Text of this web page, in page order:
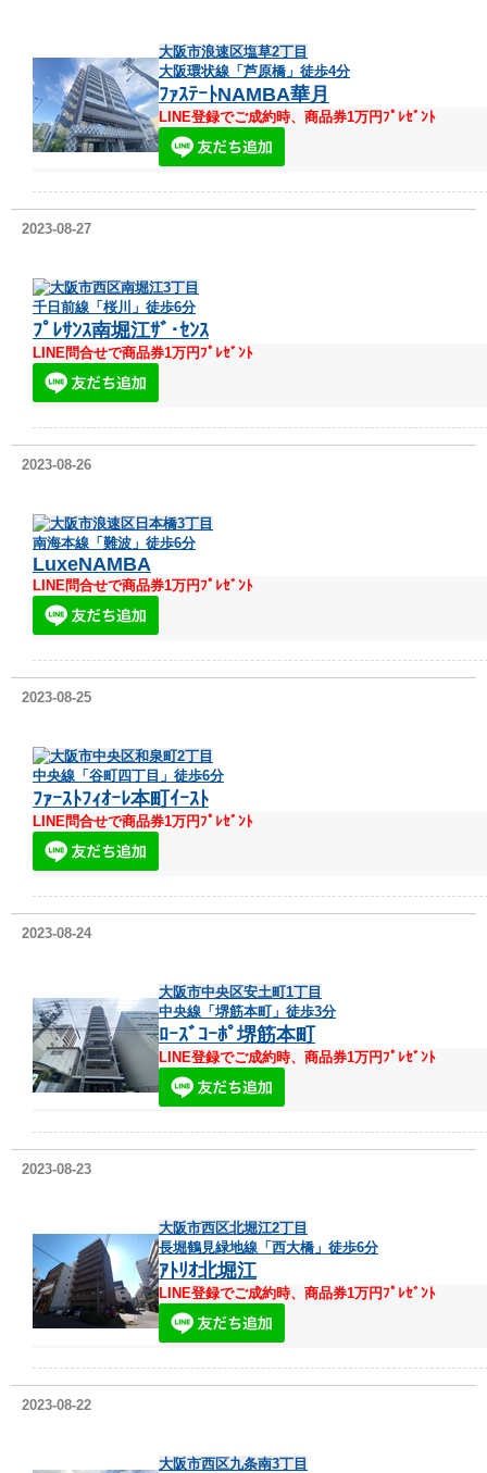
大阪市浪速区塩草2丁目
大阪環状線「芦原橋」徒歩4分
ﾌｧｽﾃｰﾄNAMBA華月
LINE登録でご成約時、商品券1万円ﾌﾟﾚｾﾞﾝﾄ
2023-08-27
大阪市西区南堀江3丁目
千日前線「桜川」徒歩6分
ﾌﾟﾚｻﾝｽ南堀江ｻﾞ･ｾﾝｽ
LINE問合せで商品券1万円ﾌﾟﾚｾﾞﾝﾄ
2023-08-26
大阪市浪速区日本橋3丁目
南海本線「難波」徒歩6分
LuxeNAMBA
LINE問合せで商品券1万円ﾌﾟﾚｾﾞﾝﾄ
2023-08-25
大阪市中央区和泉町2丁目
中央線「谷町四丁目」徒歩6分
ﾌｧｰｽﾄﾌｨｵｰﾚ本町ｲｰｽﾄ
LINE問合せで商品券1万円ﾌﾟﾚｾﾞﾝﾄ
2023-08-24
大阪市中央区安土町1丁目
中央線「堺筋本町」徒歩3分
ﾛｰｽﾞｺｰﾎﾟ堺筋本町
LINE登録でご成約時、商品券1万円ﾌﾟﾚｾﾞﾝﾄ
2023-08-23
大阪市西区北堀江2丁目
長堀鶴見緑地線「西大橋」徒歩6分
ｱﾄﾘｵ北堀江
LINE登録でご成約時、商品券1万円ﾌﾟﾚｾﾞﾝﾄ
2023-08-22
大阪市西区九条南3丁目